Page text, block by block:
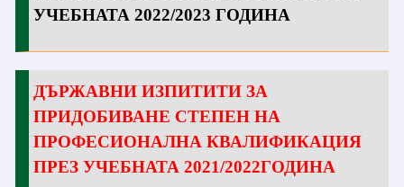
УЧЕБНАТА 2022/2023 ГОДИНА
ДЪРЖАВНИ ИЗПИТИТИ ЗА
ПРИДОБИВАНЕ СТЕПЕН НА
ПРОФЕСИОНАЛНА КВАЛИФИКАЦИЯ
ПРЕЗ УЧЕБНАТА 2021/2022ГОДИНА